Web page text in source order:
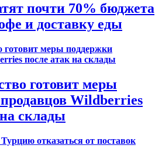
почти 70% бюджета
и доставку еды
готовит меры
Wildberries
склады